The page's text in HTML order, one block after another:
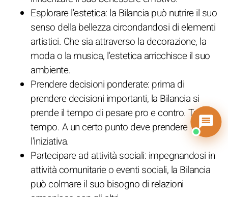
Esplorare l'estetica: la Bilancia può nutrire il suo
senso della bellezza circondandosi di elementi
artistici. Che sia attraverso la decorazione, la
moda o la musica, l'estetica arricchisce il suo
ambiente.
Prendere decisioni ponderate: prima di
prendere decisioni importanti, la Bilancia si
prende il tempo di pesare pro e contro. Troppo
tempo. A un certo punto deve prendere
l'iniziativa.
Partecipare ad attività sociali: impegnandosi in
attività comunitarie o eventi sociali, la Bilancia
può colmare il suo bisogno di relazioni